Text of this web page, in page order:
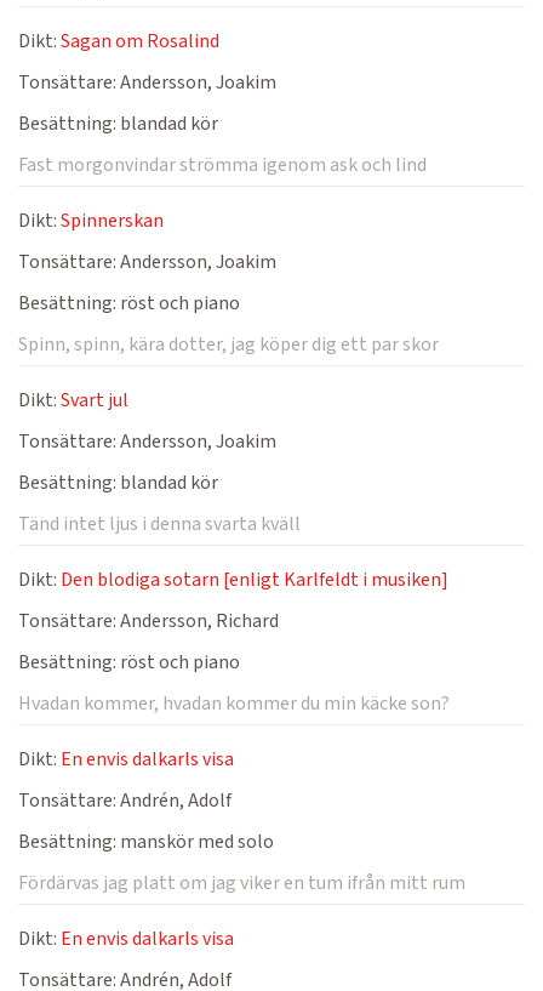
Dikt:Sagan om Rosalind
Tonsättare:Andersson, Joakim
Besättning: blandad kör
Fast morgonvindar strömma igenom ask och lind
Dikt:Spinnerskan
Tonsättare:Andersson, Joakim
Besättning: röst och piano
Spinn, spinn, kära dotter, jag köper dig ett par skor
Dikt:Svart jul
Tonsättare:Andersson, Joakim
Besättning: blandad kör
Tänd intet ljus i denna svarta kväll
Dikt: Den blodiga sotarn [enligt Karlfeldt i musiken]
Tonsättare:Andersson, Richard
Besättning: röst och piano
Hvadan kommer, hvadan kommer du min käcke son?
Dikt: En envis dalkarls visa
Tonsättare:Andrén, Adolf
Besättning: manskör med solo
Fördärvas jag platt om jag viker en tum ifrån mitt rum
Dikt: En envis dalkarls visa
Tonsättare:Andrén, Adolf